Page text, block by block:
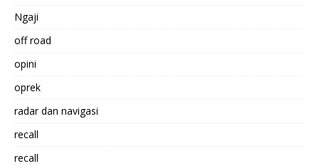
Ngaji
off road
opini
oprek
radar dan navigasi
recall
recall